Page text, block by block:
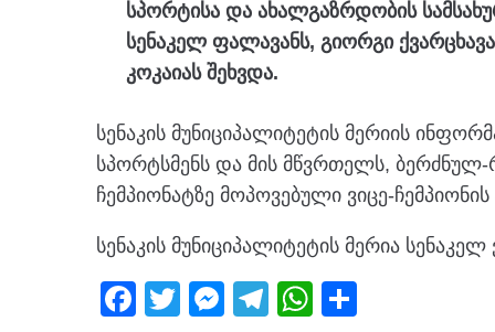
სპორტისა და ახალგაზრდობის
სენაკელ ფალავანს, გიორგი
კოკაიას შეხვდა.
სენაკის მუნიციპალიტეტის მერიის
სპორტსმენს და მის მწვრთელს,
ჩემპიონატზე მოპოვებული ვიცე-
სენაკის მუნიციპალიტეტის მერია
F
T
M
T
W